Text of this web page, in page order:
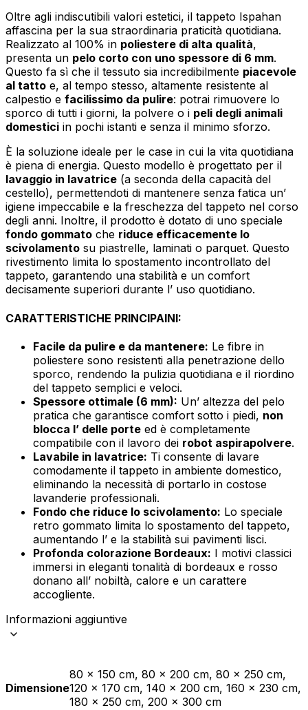
Oltre agli indiscutibili valori estetici, il tappeto Ispahan
affascina per la sua straordinaria praticità quotidiana.
Realizzato al 100% in poliestere di alta qualità,
presenta un pelo corto con uno spessore di 6 mm.
Questo fa sì che il tessuto sia incredibilmente piacevole
al tatto e, al tempo stesso, altamente resistente al
calpestio e facilissimo da pulire: potrai rimuovere lo
sporco di tutti i giorni, la polvere o i peli degli animali
domestici in pochi istanti e senza il minimo sforzo.
È la soluzione ideale per le case in cui la vita quotidiana
è piena di energia. Questo modello è progettato per il
lavaggio in lavatrice (a seconda della capacità del
cestello), permettendoti di mantenere senza fatica un’
igiene impeccabile e la freschezza del tappeto nel corso
degli anni. Inoltre, il prodotto è dotato di uno speciale
fondo gommato che riduce efficacemente lo
scivolamento su piastrelle, laminati o parquet. Questo
rivestimento limita lo spostamento incontrollato del
tappeto, garantendo una stabilità e un comfort
decisamente superiori durante l’ uso quotidiano.
CARATTERISTICHE PRINCIPAINI:
Facile da pulire e da mantenere: Le fibre in
poliestere sono resistenti alla penetrazione dello
sporco, rendendo la pulizia quotidiana e il riordino
del tappeto semplici e veloci.
Spessore ottimale (6 mm): Un’ altezza del pelo
pratica che garantisce comfort sotto i piedi, non
blocca l’ delle porte ed è completamente
compatibile con il lavoro dei robot aspirapolvere.
Lavabile in lavatrice: Ti consente di lavare
comodamente il tappeto in ambiente domestico,
eliminando la necessità di portarlo in costose
lavanderie professionali.
Fondo che riduce lo scivolamento: Lo speciale
retro gommato limita lo spostamento del tappeto,
aumentando l’ e la stabilità sui pavimenti lisci.
Profonda colorazione Bordeaux: I motivi classici
immersi in eleganti tonalità di bordeaux e rosso
donano all’ nobiltà, calore e un carattere
accogliente.
Informazioni aggiuntive
Dimensione
80 x 150 cm, 80 x 200 cm, 80 x 250 cm,
120 x 170 cm, 140 x 200 cm, 160 x 230 cm,
180 x 250 cm, 200 x 300 cm